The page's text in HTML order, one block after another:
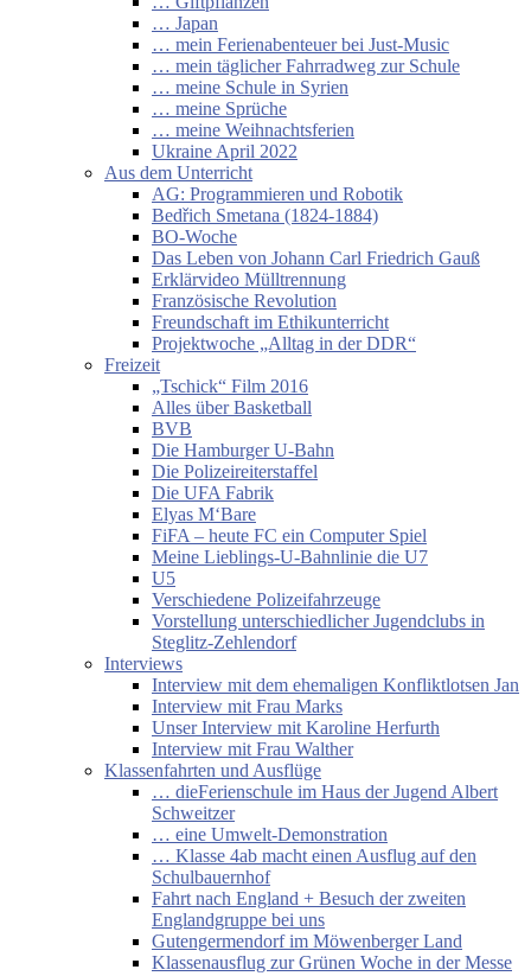
… Japan
… mein Ferienabenteuer bei Just-Music
… mein täglicher Fahrradweg zur Schule
… meine Schule in Syrien
… meine Sprüche
… meine Weihnachtsferien
Ukraine April 2022
Aus dem Unterricht
AG: Programmieren und Robotik
Bedřich Smetana (1824-1884)
BO-Woche
Das Leben von Johann Carl Friedrich Gauß
Erklärvideo Mülltrennung
Französische Revolution
Freundschaft im Ethikunterricht
Projektwoche „Alltag in der DDR“
Freizeit
„Tschick“ Film 2016
Alles über Basketball
BVB
Die Hamburger U-Bahn
Die Polizeireiterstaffel
Die UFA Fabrik
Elyas M‘Bare
FiFA – heute FC ein Computer Spiel
Meine Lieblings-U-Bahnlinie die U7
U5
Verschiedene Polizeifahrzeuge
Vorstellung unterschiedlicher Jugendclubs in
Steglitz-Zehlendorf
Interviews
Interview mit dem ehemaligen Konfliktlotsen Jan
Interview mit Frau Marks
Unser Interview mit Karoline Herfurth
Interview mit Frau Walther
Klassenfahrten und Ausflüge
… dieFerienschule im Haus der Jugend Albert
Schweitzer
… eine Umwelt-Demonstration
… Klasse 4ab macht einen Ausflug auf den
Schulbauernhof
Fahrt nach England + Besuch der zweiten
Englandgruppe bei uns
Gutengermendorf im Möwenberger Land
Klassenausflug zur Grünen Woche in der Messe